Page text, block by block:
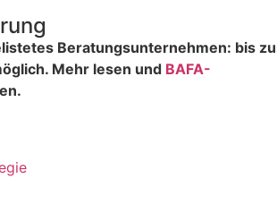
Beratungsunternehmen: bis zu
Mehr lesen und BAFA-